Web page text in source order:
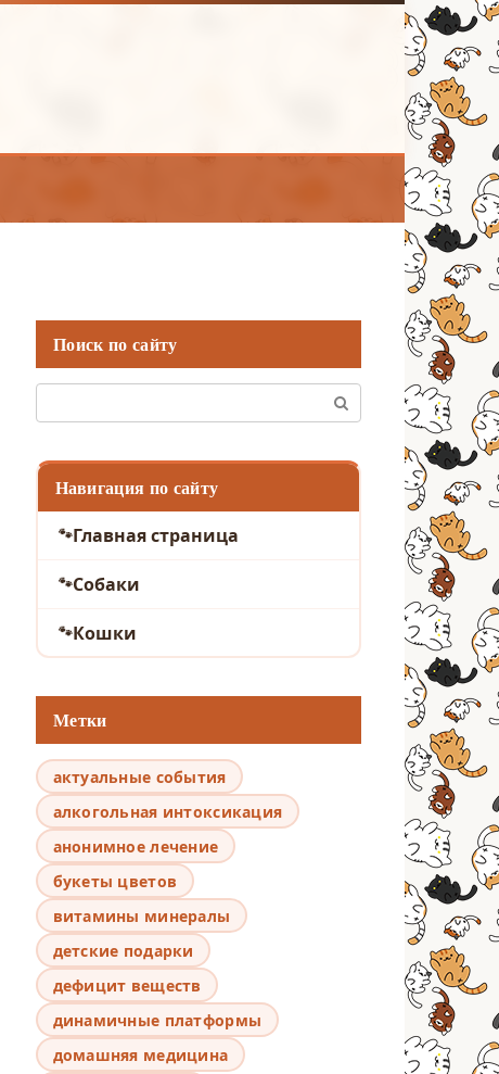
Поиск по сайту
Навигация по сайту
Главная страница
Собаки
Кошки
Метки
актуальные события
алкогольная интоксикация
анонимное лечение
букеты цветов
витамины минералы
детские подарки
дефицит веществ
динамичные платформы
домашняя медицина